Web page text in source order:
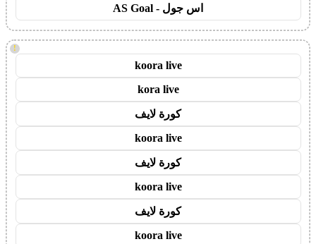
اس جول - AS Goal
!
koora live
kora live
كورة لايف
koora live
كورة لايف
koora live
كورة لايف
koora live